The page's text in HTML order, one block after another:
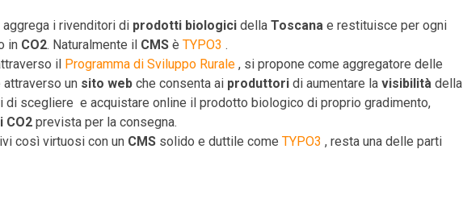
aggrega i rivenditori di prodotti biologici della Toscana e restituisce per ogni
in CO2. Naturalmente il CMS è TYPO3 .
il Programma di Sviluppo Rurale , si propone come aggregatore delle
attraverso un sito web che consenta ai produttori di aumentare la visibilità della
di scegliere e acquistare online il prodotto biologico di proprio gradimento,
CO2 prevista per la consegna.
così virtuosi con un CMS solido e duttile come TYPO3 , resta una delle parti